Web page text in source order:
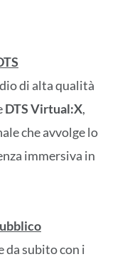
di alta qualità
DTS Virtual:X,
che avvolge lo
immersiva in
da subito con i